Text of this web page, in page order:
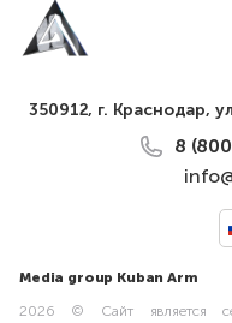
350912, г. Краснодар,
8
Media group Kuban Arm
2026 © Сайт является